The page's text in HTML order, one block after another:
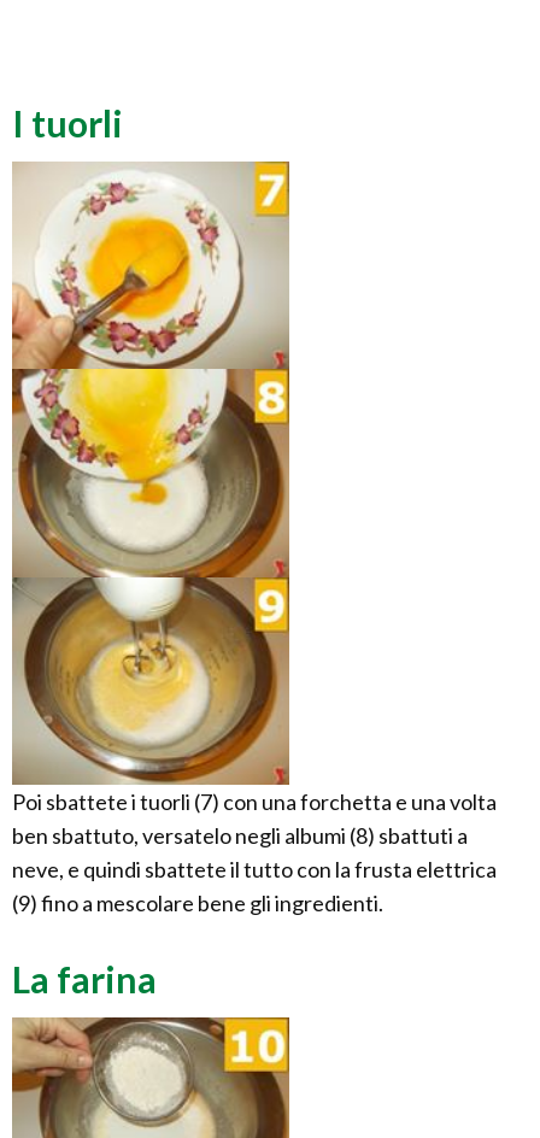
I tuorli
Poi sbattete i tuorli (7) con una forchetta e una volta
ben sbattuto, versatelo negli albumi (8) sbattuti a
neve, e quindi sbattete il tutto con la frusta elettrica
(9) fino a mescolare bene gli ingredienti.
La farina